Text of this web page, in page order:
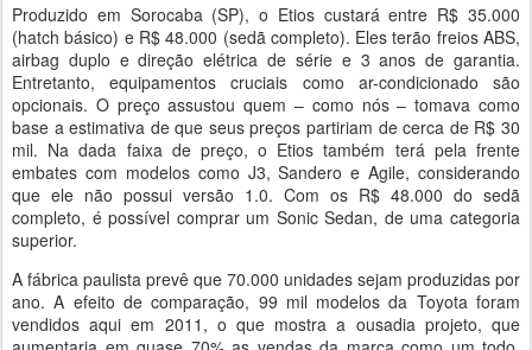
Produzido em Sorocaba (SP), o Etios custará entre R$ 35.000
(hatch básico) e R$ 48.000 (sedã completo). Eles terão freios ABS,
airbag duplo e direção elétrica de série e 3 anos de garantia.
Entretanto, equipamentos cruciais como ar-condicionado são
opcionais. O preço assustou quem – como nós – tomava como
base a estimativa de que seus preços partiriam de cerca de R$ 30
mil. Na dada faixa de preço, o Etios também terá pela frente
embates com modelos como J3, Sandero e Agile, considerando
que ele não possui versão 1.0. Com os R$ 48.000 do sedã
completo, é possível comprar um Sonic Sedan, de uma categoria
superior.
A fábrica paulista prevê que 70.000 unidades sejam produzidas por
ano. A efeito de comparação, 99 mil modelos da Toyota foram
vendidos aqui em 2011, o que mostra a ousadia projeto, que